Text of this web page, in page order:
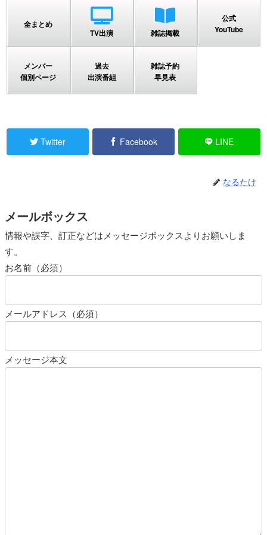
全まとめ
TV出演
雑誌掲載
公式
YouTube
メンバー
個別ページ
過去
出演番組
雑誌予約
早見表
Twitter Facebook LINE
なるたけ
メールボックス
情報や誤字、訂正などはメッセージボックスよりお願いしま
す。
お名前（必須）
メールアドレス（必須）
メッセージ本文